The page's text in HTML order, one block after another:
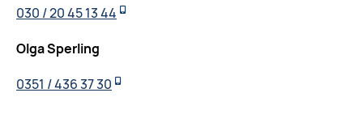
030 / 20 45 13 44
Olga Sperling
0351 / 436 37 30